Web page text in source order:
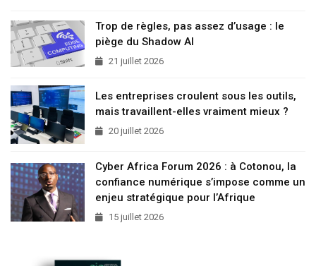
Trop de règles, pas assez d’usage : le
piège du Shadow AI
21 juillet 2026
Les entreprises croulent sous les outils,
mais travaillent-elles vraiment mieux ?
20 juillet 2026
Cyber Africa Forum 2026 : à Cotonou, la
confiance numérique s’impose comme un
enjeu stratégique pour l’Afrique
15 juillet 2026